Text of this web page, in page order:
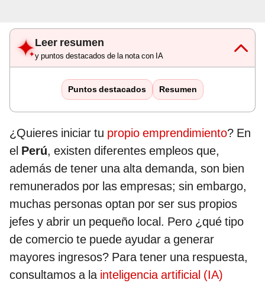
Leer resumen
y puntos destacados de la nota con IA
Puntos destacados Resumen
¿Quieres iniciar tu propio emprendimiento? En
el Perú, existen diferentes empleos que,
además de tener una alta demanda, son bien
remunerados por las empresas; sin embargo,
muchas personas optan por ser sus propios
jefes y abrir un pequeño local. Pero ¿qué tipo
de comercio te puede ayudar a generar
mayores ingresos? Para tener una respuesta,
consultamos a la inteligencia artificial (IA)